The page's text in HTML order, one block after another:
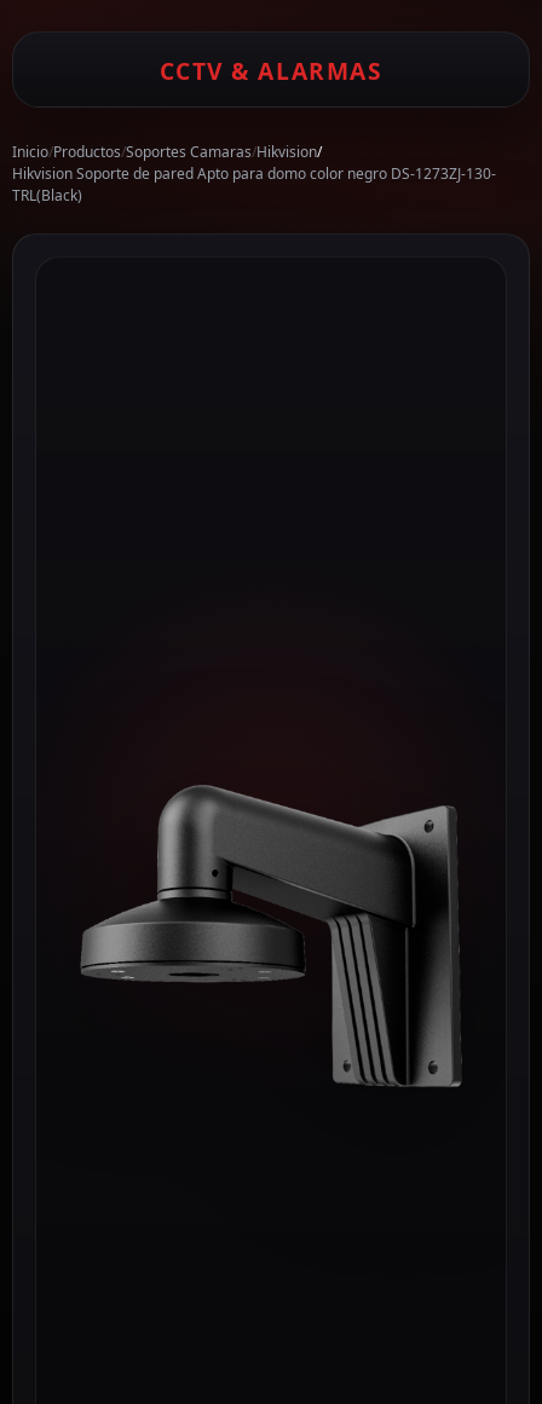
CCTV & ALARMAS
Inicio/Productos/Soportes Camaras/Hikvision/
Hikvision Soporte de pared Apto para domo color negro DS-1273ZJ-130-
TRL(Black)